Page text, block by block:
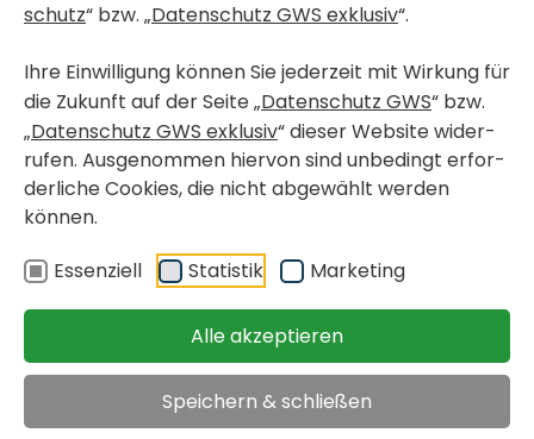
schutz“ bzw. „Daten­schutz GWS exklusiv“.
Ihre Einwil­li­gung können Sie jeder­zeit mit Wirkung für
die Zukunft auf der Seite „Daten­schutz GWS“ bzw.
„Daten­schutz GWS exklusiv“ dieser Website wider­
rufen. Ausge­nommen hiervon sind unbe­dingt erfor­
der­liche Cookies, die nicht abge­wählt werden
können.
Essen­ziell
Statistik Marke­ting
Alle akzeptieren
Speichern & schließen
oder ausblenden
Bitte senden Sie Ihre aussa­ge­kräf­tigen Bewer­bungs­un­ter­
lagen an:
GWS Gemein­nüt­zige Alpen­län­di­sche Gesell­schaft für
Wohnungsbau und Sied­lungs­wesen m.b.H., Plüd­de­mann­
gasse 107, 8042 Graz oder im PDF-Format
karriere@gws-wohnen.at
Am Puls der Zeit - Ihr neues
Zuhause in Graz-Gries